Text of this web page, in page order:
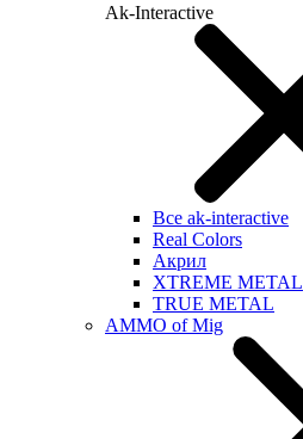
Ak-Interactive
Все ak-interactive
Real Colors
Акрил
XTREME METAL
TRUE METAL
AMMO of Mig